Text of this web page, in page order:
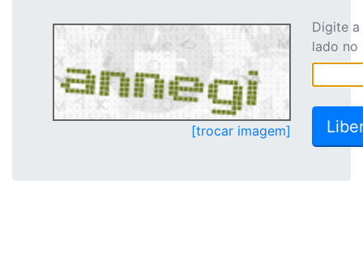
[trocar imagem]
Digite
lado no